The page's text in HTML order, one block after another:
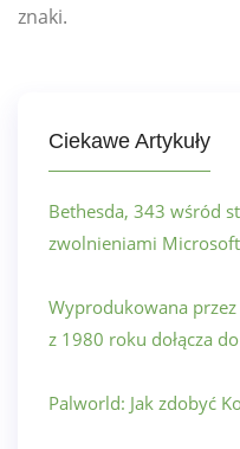
znaki.
Ciekawe Artykuły
Bethesda, 343 wśród
zwolnieniami
Wyprodukowana
z 1980 roku dołącza
Palworld: Jak zdobyć